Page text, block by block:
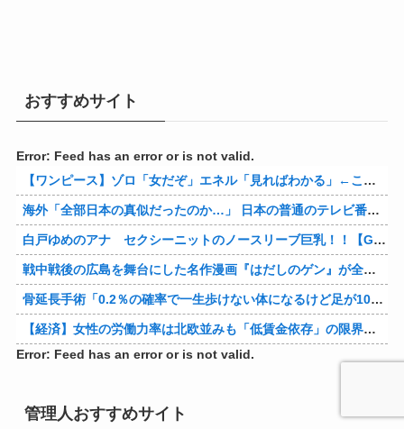
おすすめサイト
Error: Feed has an error or is not valid.
【ワンピース】ゾロ「女だぞ」エネル「見ればわかる」←ここ好きすぎるｗｗｗｗｗｗｗｗｗｗｗｗｗ
海外「全部日本の真似だったのか…」 日本の普通のテレビ番組が最新SNSの数十年先を行っていたと話題に
白戸ゆめのアナ セクシーニットのノースリーブ巨乳！！【GIF動画あり】
戦中戦後の広島を舞台にした名作漫画『はだしのゲン』が全巻50％オフで買える激安セール開催！！このチャンスを見逃すな！！
骨延長手術「0.2％の確率で一生歩けない体になるけど足が10cm伸びます」←コスパ良すぎるだろ
【経済】女性の労働力率は北欧並みも「低賃金依存」の限界 団塊世代の完全引退で、企業が迫られる“最後の選択”
Error: Feed has an error or is not valid.
管理人おすすめサイト